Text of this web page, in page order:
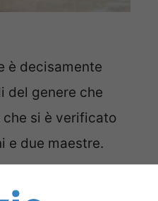
è decisamente
del genere che
si è verificato
e due maestre.
in un